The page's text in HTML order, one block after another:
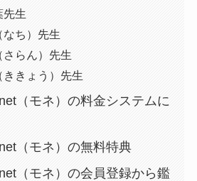
生
ち）先生
らん）先生
きょう）先生
（モネ）の料金システムに
（モネ）の無料特典
（モネ）の会員登録から鑑